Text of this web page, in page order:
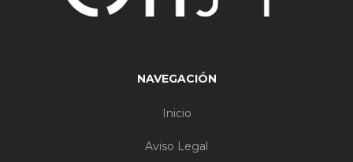
NAVEGACIÓN
Inicio
Aviso Legal